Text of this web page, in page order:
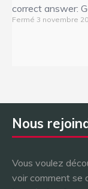
correct answer:
Fermé 3 novembre
Nous
Vous voulez
voir comment se